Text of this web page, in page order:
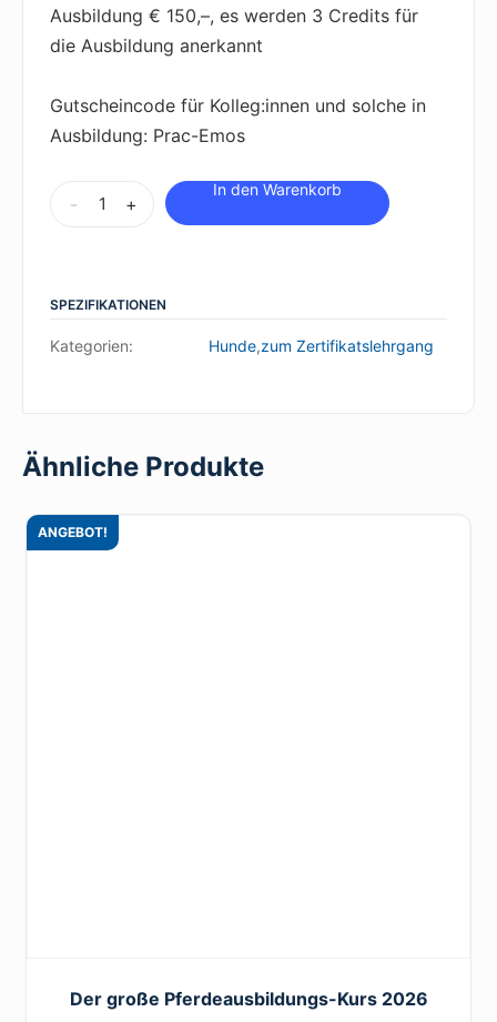
Ausbildung € 150,–, es werden 3 Credits für
die Ausbildung anerkannt
Gutscheincode für Kolleg:innen und solche in
Ausbildung: Prac-Emos
innere
Hunde
Anzahl
- +
SPEZIFIKATIONEN
Kategorien: Hunde,zum Zertifikatslehrgang
Ähnliche Produkte
ANGEBOT!
Der große Pferdeausbildungs-Kurs 2026